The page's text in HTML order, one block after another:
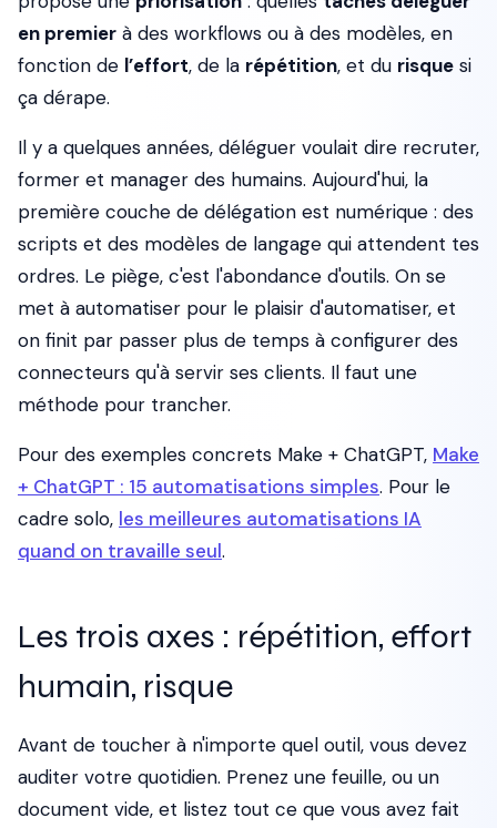
en premier à des workflows ou à des modèles, en
fonction de l’effort, de la répétition, et du risque si
ça dérape.
Il y a quelques années, déléguer voulait dire recruter,
former et manager des humains. Aujourd'hui, la
première couche de délégation est numérique : des
scripts et des modèles de langage qui attendent tes
ordres. Le piège, c'est l'abondance d'outils. On se
met à automatiser pour le plaisir d'automatiser, et
on finit par passer plus de temps à configurer des
connecteurs qu'à servir ses clients. Il faut une
méthode pour trancher.
Pour des exemples concrets Make + ChatGPT, Make
+ ChatGPT : 15 automatisations simples. Pour le
cadre solo, les meilleures automatisations IA
quand on travaille seul.
Les trois axes : répétition, effort
humain, risque
Avant de toucher à n'importe quel outil, vous devez
auditer votre quotidien. Prenez une feuille, ou un
document vide, et listez tout ce que vous avez fait